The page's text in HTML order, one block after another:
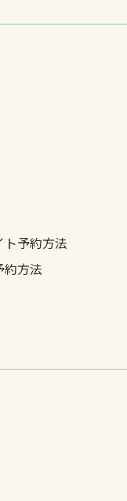
予約方法
約方法